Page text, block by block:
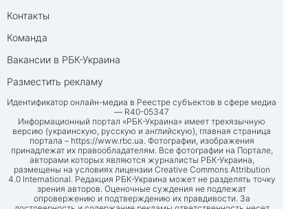
Контакты
Команда
Вакансии в РБК-Украина
Разместить рекламу
Идентификатор онлайн-медиа в Реестре субъектов в сфере медиа
— R40-05347
Информационный портал «РБК-Украина» имеет трехязычную
версию (украинскую, русскую и английскую), главная страница
портала – https://www.rbc.ua. Фотографии, изображения
принадлежат их правообладателям. Все фотографии на Портале,
авторами которых являются журналисты РБК-Украина,
размещены на условиях лицензии Creative Commons Attribution
4.0 International. Редакция РБК-Украина может не разделять точку
зрения авторов. Оценочные суждения не подлежат
опровержению и подтверждению их правдивости. За